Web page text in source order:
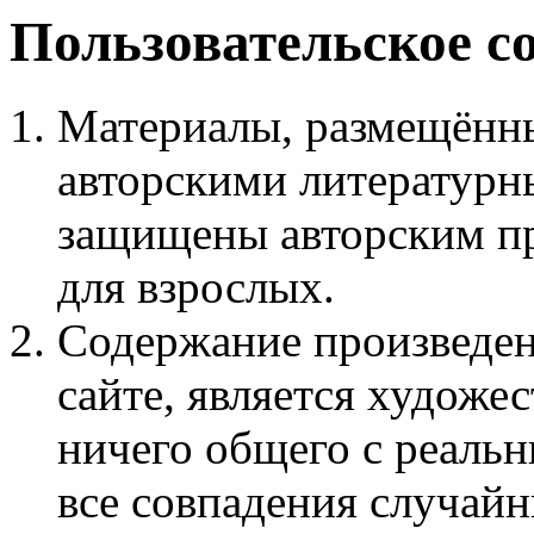
Пользовательское
Материалы,
авторскими
защищены авторским
для взрослых.
Содержание
сайте, является
ничего общего с
все совпадения